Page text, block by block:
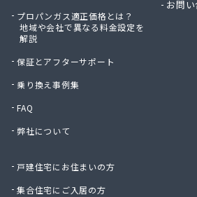
冨士クラスタ株式会社 長野支店
望月ガス株式会社
北信ガス株式会社 上田営業所
北信ガス株式会社 松本営業所
北信石油ガス株式会社
北村商店
北野プロパン住設
堀川産業株式会社 上田営業所
プロパンガス適正価格とは？
地域や会社で異なる料金設定を
解説
保証とアフターサポート
乗り換え事例集
FAQ
弊社について
戸建住宅にお住まいの方
集合住宅にご入居の方
お問